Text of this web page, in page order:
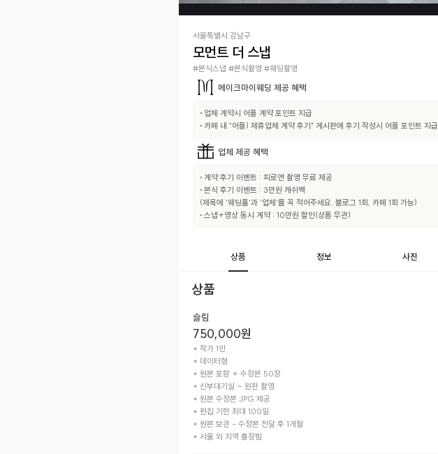
서울특별시 강남구
모먼트 더 스냅
#본식스냅 #본식촬영 #웨딩촬영
메이크마이웨딩 제공 혜택
• 업체 계약시 어플 계약 포인트 지급
• 카페 내 "어플) 제휴업체 계약 후기" 게시판에 후기 작성시 어플 포인트 지급
업체 제공 혜택
• 계약 후기 이벤트 : 피로연 촬영 무료 제공
• 본식 후기 이벤트 : 3만원 캐쉬백
(제목에 '웨딩홀'과 '업체'를 꼭 적어주세요. 블로그 1회, 카페 1회 가능)
• 스냅+영상 동시 계약 : 10만원 할인(상품 무관)
상품 정보 사진
상품
슬림
750,000원
* 작가 1인
* 데이터형
* 원본 포함 + 수정본 50장
* 신부대기실 ~ 원판 촬영
* 원본 수정본 JPG 제공
* 편집 기한 최대 100일
* 원본 보관 - 수정본 전달 후 1개월
* 서울 외 지역 출장빔